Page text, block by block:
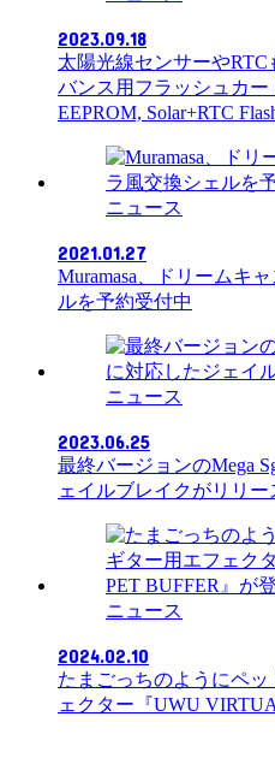
2023.09.18
太陽光線センサーや
バンス用フラッシュカー
EEPROM, Solar+RTC
ニュース
2021.01.27
Muramasa、ドリームキ
ルを予約受付中
ニュース
2023.06.25
最終バージョンのMega
ェイルブレイクがリリー
ニュース
2024.02.10
たまごっちのようにペ
ェクター『UWU